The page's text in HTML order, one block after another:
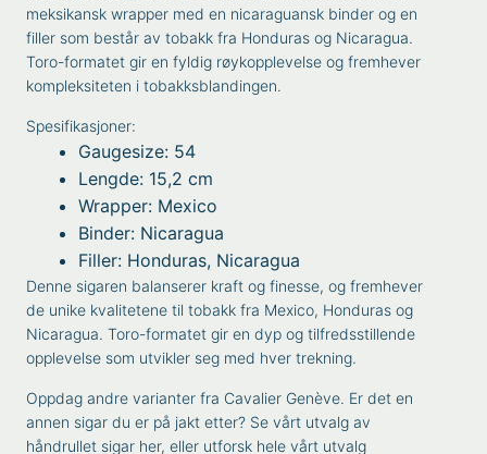
meksikansk wrapper med en nicaraguansk binder og en
filler som består av tobakk fra Honduras og Nicaragua.
Toro-formatet gir en fyldig røykopplevelse og fremhever
kompleksiteten i tobakksblandingen.
Spesifikasjoner:
Gaugesize: 54
Lengde: 15,2 cm
Wrapper: Mexico
Binder: Nicaragua
Filler: Honduras, Nicaragua
Denne sigaren balanserer kraft og finesse, og fremhever
de unike kvalitetene til tobakk fra Mexico, Honduras og
Nicaragua. Toro-formatet gir en dyp og tilfredsstillende
opplevelse som utvikler seg med hver trekning.
Oppdag andre varianter fra Cavalier Genève. Er det en
annen sigar du er på jakt etter? Se vårt utvalg av
håndrullet sigar her, eller utforsk hele vårt utvalg